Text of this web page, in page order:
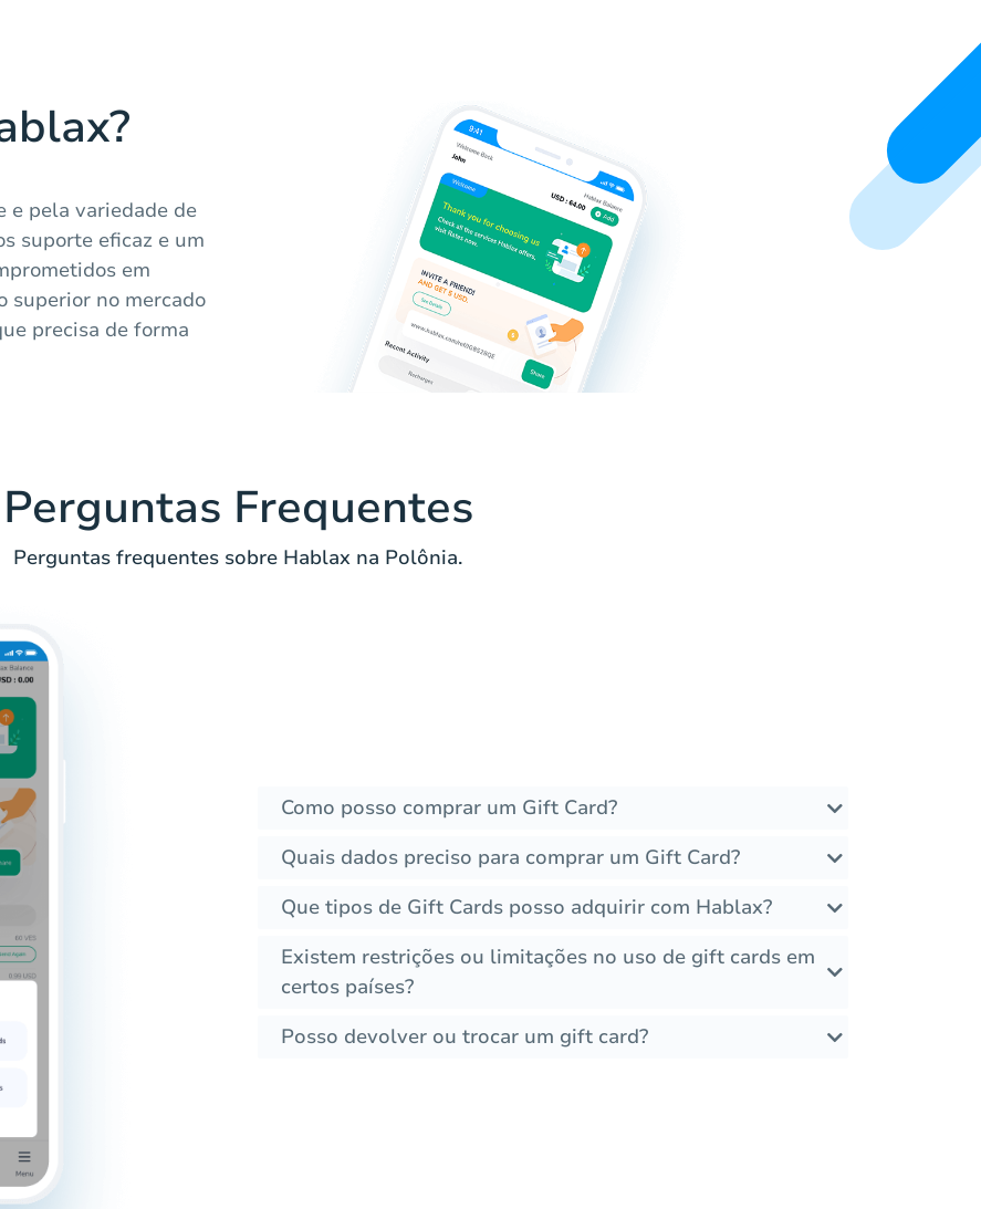
e pela variedade de
suporte eficaz e um
em
superior no mercado
precisa de forma
Perguntas Frequentes
Perguntas frequentes sobre Hablax na Polônia.
Como posso comprar um Gift Card?
Quais dados preciso para comprar um Gift Card?
Que tipos de Gift Cards posso adquirir com Hablax?
Existem restrições ou limitações no uso de gift cards em
certos países?
Posso devolver ou trocar um gift card?